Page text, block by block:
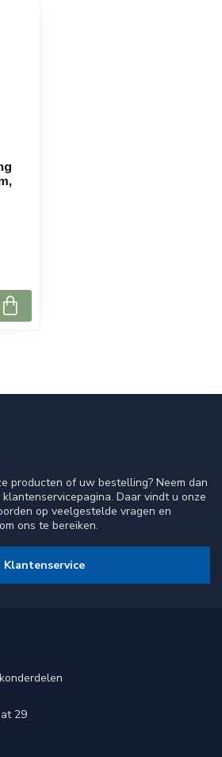
producten of uw bestelling? Neem dan
Daar vindt u onze
op veelgestelde vragen en
ons te bereiken.
Klantenservice
29